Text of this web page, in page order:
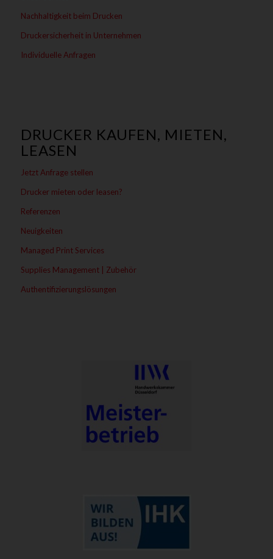
Nachhaltigkeit beim Drucken
Druckersicherheit in Unternehmen
Individuelle Anfragen
DRUCKER KAUFEN, MIETEN,
LEASEN
Jetzt Anfrage stellen
Drucker mieten oder leasen?
Referenzen
Neuigkeiten
Managed Print Services
Supplies Management | Zubehör
Authentifizierungslösungen